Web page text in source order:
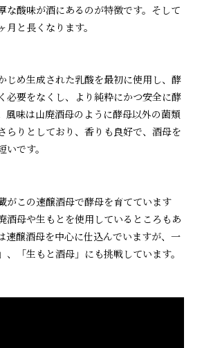
な酸味が酒にあるのが特徴です。そして
と長くなります。
じめ生成された乳酸を最初に使用し、酵
必要をなくし、より純粋にかつ安全に酵
風味は山廃酒母のように酵母以外の菌類
らりとしており、香りも良好で、酒母を
です。
がこの速醸酒母で酵母を育てています
酒母や生もとを使用しているところもあ
速醸酒母を中心に仕込んでいますが、一
、「生もと酒母」にも挑戦しています。